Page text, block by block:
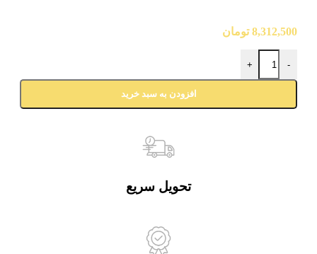
8,312,500 تومان
-
+
افزودن به سبد خرید
تحویل سریع